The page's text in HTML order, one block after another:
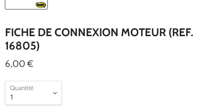
FICHE DE CONNEXION MOTEUR (REF.
16805)
6,00 €
Quantité